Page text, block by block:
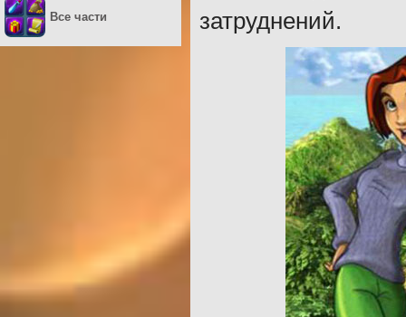
затруднений.
Все части